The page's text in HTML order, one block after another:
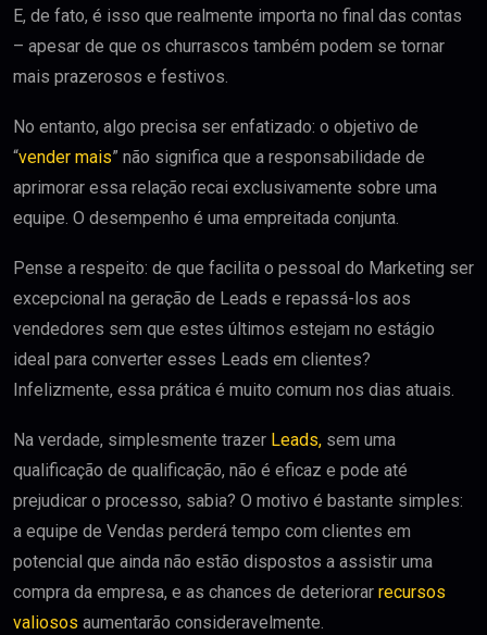
E, de fato, é isso que realmente importa no final das contas
– apesar de que os churrascos também podem se tornar
mais prazerosos e festivos.
No entanto, algo precisa ser enfatizado: o objetivo de
“vender mais” não significa que a responsabilidade de
aprimorar essa relação recai exclusivamente sobre uma
equipe. O desempenho é uma empreitada conjunta.
Pense a respeito: de que facilita o pessoal do Marketing ser
excepcional na geração de Leads e repassá-los aos
vendedores sem que estes últimos estejam no estágio
ideal para converter esses Leads em clientes?
Infelizmente, essa prática é muito comum nos dias atuais.
Na verdade, simplesmente trazer Leads, sem uma
qualificação de qualificação, não é eficaz e pode até
prejudicar o processo, sabia? O motivo é bastante simples:
a equipe de Vendas perderá tempo com clientes em
potencial que ainda não estão dispostos a assistir uma
compra da empresa, e as chances de deteriorar recursos
valiosos aumentarão consideravelmente.